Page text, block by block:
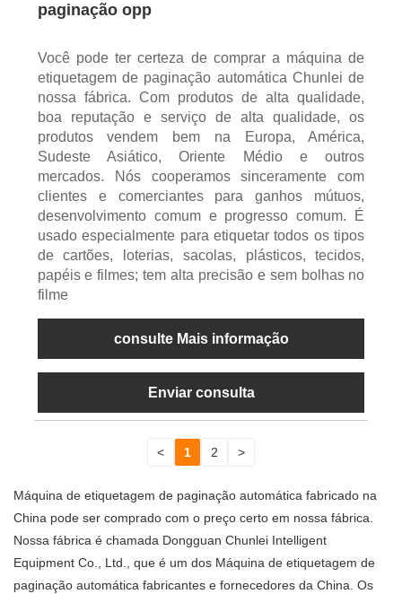
paginação opp
Você pode ter certeza de comprar a máquina de
etiquetagem de paginação automática Chunlei de
nossa fábrica. Com produtos de alta qualidade,
boa reputação e serviço de alta qualidade, os
produtos vendem bem na Europa, América,
Sudeste Asiático, Oriente Médio e outros
mercados. Nós cooperamos sinceramente com
clientes e comerciantes para ganhos mútuos,
desenvolvimento comum e progresso comum. É
usado especialmente para etiquetar todos os tipos
de cartões, loterias, sacolas, plásticos, tecidos,
papéis e filmes; tem alta precisão e sem bolhas no
filme
consulte Mais informação
Enviar consulta
< 1 2 >
Máquina de etiquetagem de paginação automática fabricado na
China pode ser comprado com o preço certo em nossa fábrica.
Nossa fábrica é chamada Dongguan Chunlei Intelligent
Equipment Co., Ltd., que é um dos Máquina de etiquetagem de
paginação automática fabricantes e fornecedores da China. Os